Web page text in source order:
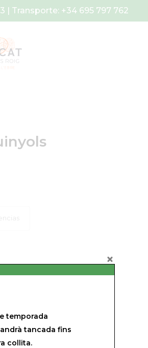
| Transporte: +34 695 797 762
temporada
tancada fins
collita.